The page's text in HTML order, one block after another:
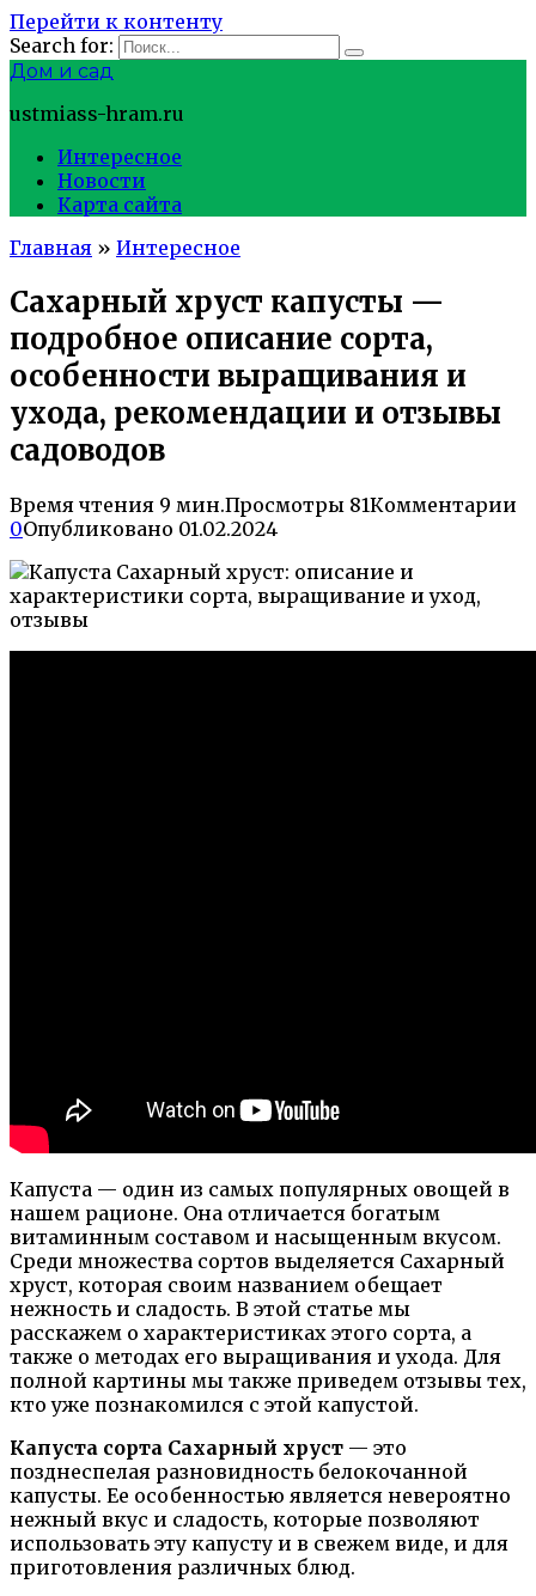
Перейти к контенту
Search for:
Дом и сад
ustmiass-hram.ru
Интересное
Новости
Карта сайта
Главная » Интересное
Сахарный хруст капусты —
подробное описание сорта,
особенности выращивания и
ухода, рекомендации и отзывы
садоводов
Время чтения 9 мин.Просмотры 81Комментарии
0Опубликовано 01.02.2024
Капуста — один из самых популярных овощей в
нашем рационе. Она отличается богатым
витаминным составом и насыщенным вкусом.
Среди множества сортов выделяется Сахарный
хруст, которая своим названием обещает
нежность и сладость. В этой статье мы
расскажем о характеристиках этого сорта, а
также о методах его выращивания и ухода. Для
полной картины мы также приведем отзывы тех,
кто уже познакомился с этой капустой.
Капуста сорта Сахарный хруст — это
позднеспелая разновидность белокочанной
капусты. Ее особенностью является невероятно
нежный вкус и сладость, которые позволяют
использовать эту капусту и в свежем виде, и для
приготовления различных блюд.